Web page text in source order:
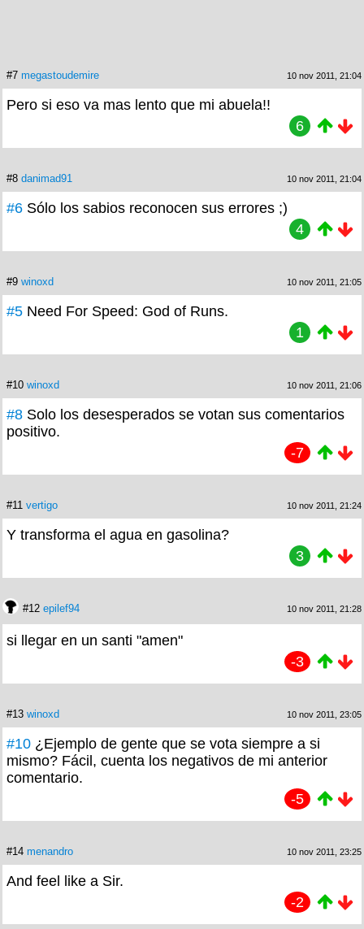
#7 megastoudemire 10 nov 2011, 21:04
Pero si eso va mas lento que mi abuela!!
6
#8 danimad91 10 nov 2011, 21:04
#6 Sólo los sabios reconocen sus errores ;)
4
#9 winoxd 10 nov 2011, 21:05
#5 Need For Speed: God of Runs.
1
#10 winoxd 10 nov 2011, 21:06
#8 Solo los desesperados se votan sus comentarios
positivo.
-7
#11 vertigo 10 nov 2011, 21:24
Y transforma el agua en gasolina?
3
#12 epilef94 10 nov 2011, 21:28
si llegar en un santi "amen"
-3
#13 winoxd 10 nov 2011, 23:05
#10 ¿Ejemplo de gente que se vota siempre a si
mismo? Fácil, cuenta los negativos de mi anterior
comentario.
-5
#14 menandro 10 nov 2011, 23:25
And feel like a Sir.
-2